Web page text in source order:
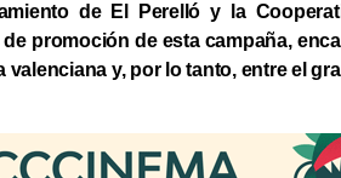
de El Perelló y la
promoción de esta campaña,
valenciana y, por lo tanto, entre el